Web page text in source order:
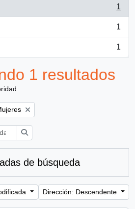
1
1
1
1 resultados
filter:
de búsqueda
Dirección: Descendente